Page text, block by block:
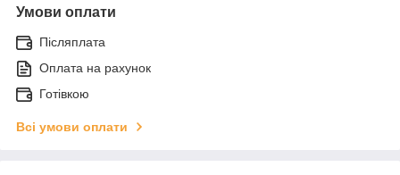
Умови оплати
Післяплата
Оплата на рахунок
Готівкою
Всі умови оплати